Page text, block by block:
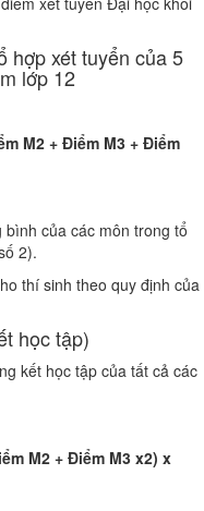
hợp xét tuyển của 5
lớp 12
M2 + Điểm M3 + Điểm
của các môn trong tổ
2).
thí sinh theo quy định của
học tập)
kết học tập của tất cả các
M2 + Điểm M3 x2) x